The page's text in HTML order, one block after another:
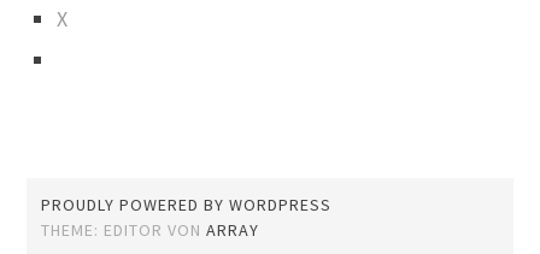
X
PROUDLY POWERED BY WORDPRESS
THEME: EDITOR VONARRAY